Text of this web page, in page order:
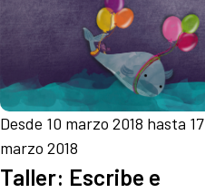
Desde 10 marzo 2018 hasta 17
marzo 2018
Taller: Escribe e